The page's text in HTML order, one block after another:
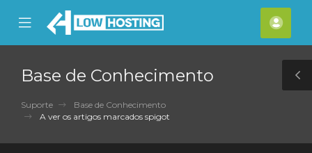
Mobile
Menu
Base de Conhecimento
Suporte
Base de Conhecimento
A ver os artigos marcados spigot